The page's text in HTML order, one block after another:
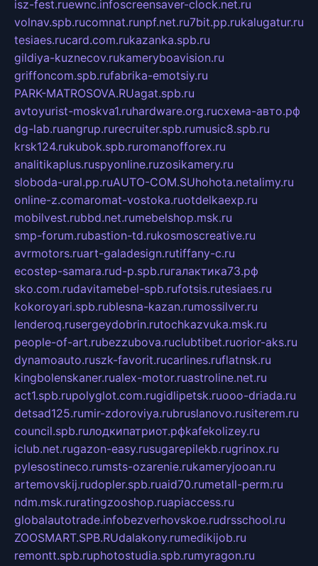
isz-fest.ruewnc.infoscreensaver-clock.net.ru
volnav.spb.rucomnat.runpf.net.ru7bit.pp.rukalugatur.ru
tesiaes.rucard.com.rukazanka.spb.ru
gildiya-kuznecov.rukameryboavision.ru
griffoncom.spb.rufabrika-emotsiy.ru
PARK-MATROSOVA.RUagat.spb.ru
avtoyurist-moskva1.ruhardware.org.ruсхема-авто.рф
dg-lab.ruangrup.rurecruiter.spb.rumusic8.spb.ru
krsk124.rukubok.spb.ruromanofforex.ru
analitikaplus.ruspyonline.ruzosikamery.ru
sloboda-ural.pp.ruAUTO-COM.SUhohota.netalimy.ru
online-z.comaromat-vostoka.ruotdelkaexp.ru
mobilvest.rubbd.net.rumebelshop.msk.ru
smp-forum.rubastion-td.rukosmoscreative.ru
avrmotors.ruart-galadesign.rutiffany-c.ru
ecostep-samara.rud-p.spb.ruгалактика73.рф
sko.com.rudavitamebel-spb.rufotsis.rutesiaes.ru
kokoroyari.spb.rublesna-kazan.rumossilver.ru
lenderoq.rusergeydobrin.rutochkazvuka.msk.ru
people-of-art.rubezzubova.ruclubtibet.ruorior-aks.ru
dynamoauto.ruszk-favorit.rucarlines.ruflatnsk.ru
kingbolenskaner.rualex-motor.ruastroline.net.ru
act1.spb.rupolyglot.com.rugidlipetsk.ruooo-driada.ru
detsad125.rumir-zdoroviya.rubruslanovo.rusiterem.ru
council.spb.ruлодкипатриот.рфkafekolizey.ru
iclub.net.rugazon-easy.rusugarepilekb.rugrinox.ru
pylesostineco.rumsts-ozarenie.rukameryjooan.ru
artemovskij.rudopler.spb.ruaid70.rumetall-perm.ru
ndm.msk.ruratingzooshop.ruapiaccess.ru
globalautotrade.infobezverhovskoe.rudrsschool.ru
ZOOSMART.SPB.RUdalakony.rumedikijob.ru
remontt.spb.ruphotostudia.spb.rumyragon.ru